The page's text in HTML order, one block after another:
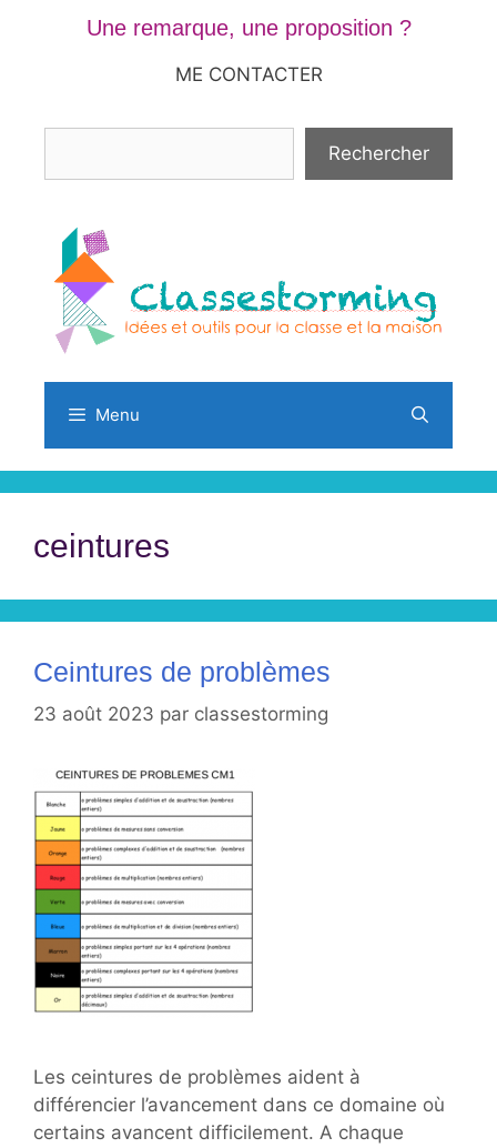
Une remarque, une proposition ?
ME CONTACTER
Rechercher
Rechercher
Menu
ceintures
Ceintures de problèmes
23 août 2023 par classestorming
Les ceintures de problèmes aident à
différencier l’avancement dans ce domaine où
certains avancent difficilement. A chaque